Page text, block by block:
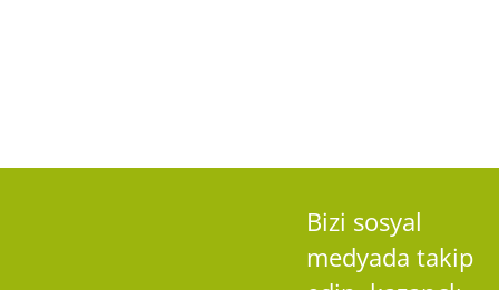
Bizi sosyal
medyada takip